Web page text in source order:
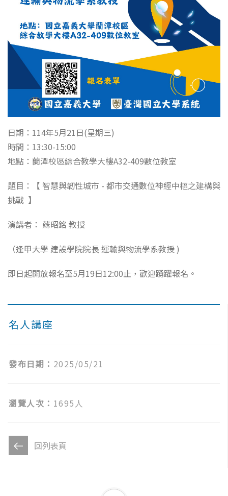
名人講座
發布日期： 2025/05/21
瀏覽人次： 1695人
回列表頁
日期：114年5月21日(星期三)
時間：13:30-15:00
地點：蘭潭校區綜合教學大樓A32-409數位教室
題目：【 智慧與韌性城市 - 都市交通數位神經中樞之建構與
挑戰 】
演講者： 蘇昭銘 教授
（逢甲大學 建設學院院長 運輸與物流學系教授 )
即日起開放報名至5月19日12:00止，歡迎踴躍報名。